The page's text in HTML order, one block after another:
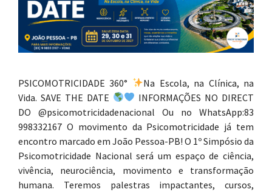
PSICOMOTRICIDADE 360°
Na Escola, na Clínica, na
Vida. SAVE THE DATE
INFORMAÇÕES NO DIRECT
DO @psicomotricidadenacional Ou no WhatsApp:83
998332167 O movimento da Psicomotricidade já tem
encontro marcado em João Pessoa-PB! O 1º Simpósio da
Psicomotricidade Nacional será um espaço de ciência,
vivência, neurociência, movimento e transformação
humana. Teremos palestras impactantes, cursos,